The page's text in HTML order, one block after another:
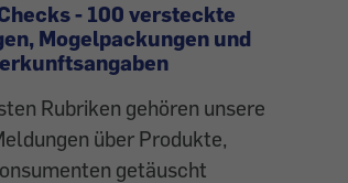
- 100 versteckte
Mogelpackungen und
Rubriken gehören unsere
über Produkte,
getäuscht